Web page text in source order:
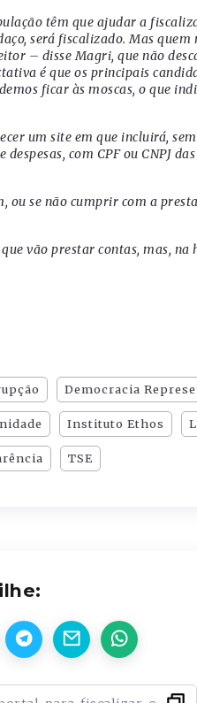
têm que ajudar a
será fiscalizado. Mas quem
– disse Magri, que não
é que os principais
ficar às moscas, o que
um site em que incluirá,
com CPF ou CNPJ
ou se não cumprir com a
vão prestar contas, mas, na
Democracia
Instituto Ethos
TSE